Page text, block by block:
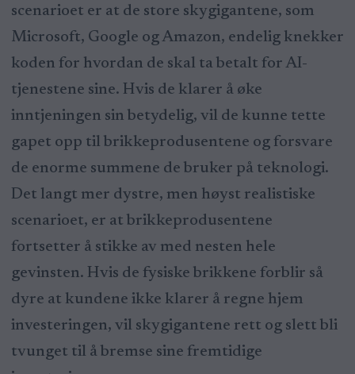
scenarioet er at de store skygigantene, som
Microsoft, Google og Amazon, endelig knekker
koden for hvordan de skal ta betalt for AI-
tjenestene sine. Hvis de klarer å øke
inntjeningen sin betydelig, vil de kunne tette
gapet opp til brikkeprodusentene og forsvare
de enorme summene de bruker på teknologi.
Det langt mer dystre, men høyst realistiske
scenarioet, er at brikkeprodusentene
fortsetter å stikke av med nesten hele
gevinsten. Hvis de fysiske brikkene forblir så
dyre at kundene ikke klarer å regne hjem
investeringen, vil skygigantene rett og slett bli
tvunget til å bremse sine fremtidige